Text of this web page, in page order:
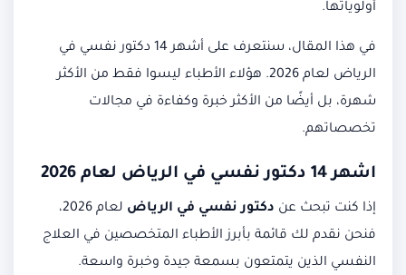
أولوياتها.
في هذا المقال، سنتعرف على أشهر 14 دكتور نفسي في
الرياض لعام 2026. هؤلاء الأطباء ليسوا فقط من الأكثر
شهرة، بل أيضًا من الأكثر خبرة وكفاءة في مجالات
تخصصاتهم.
اشهر 14 دكتور نفسي في الرياض لعام 2026
إذا كنت تبحث عن دكتور نفسي في الرياض
لعام 2026،
فنحن نقدم لك قائمة بأبرز الأطباء المتخصصين في العلاج
النفسي الذين يتمتعون بسمعة جيدة وخبرة واسعة.